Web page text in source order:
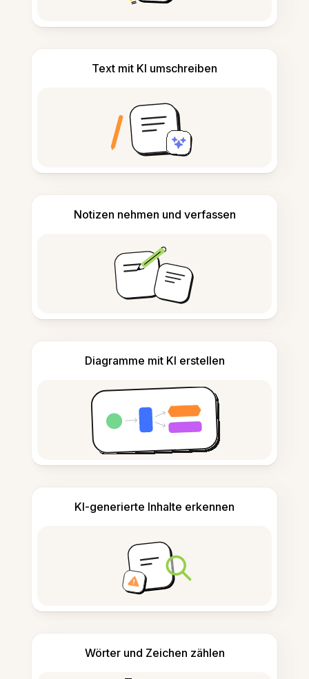
Text mit KI umschreiben
Notizen nehmen und verfassen
Diagramme mit KI erstellen
KI-generierte Inhalte erkennen
Wörter und Zeichen zählen